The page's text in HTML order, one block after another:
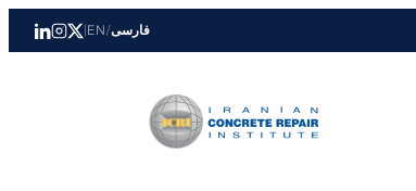
فارسی/
EN
|